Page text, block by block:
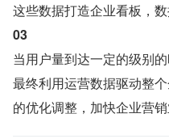
这些数据打造企业看板，
03
当用户量到达一定的级别
最终利用运营数据驱动整
的优化调整，加快企业营